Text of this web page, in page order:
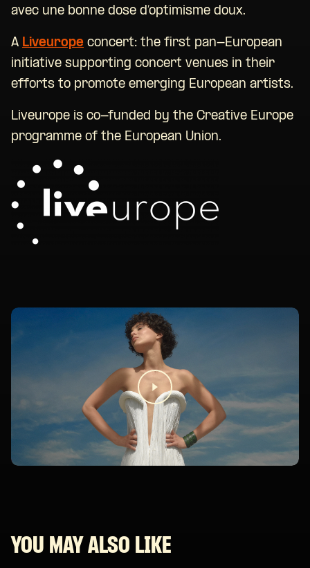
avec une bonne dose d’optimisme doux.
A Liveurope concert: the first pan-European
initiative supporting concert venues in their
efforts to promote emerging European artists.
Liveurope is co-funded by the Creative Europe
programme of the European Union.
YOU MAY ALSO LIKE